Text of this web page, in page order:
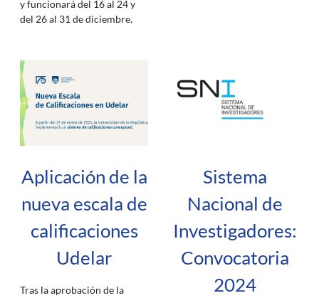
y funcionará del 16 al 24 y
del 26 al 31 de diciembre.
Aplicación de la
nueva escala de
calificaciones
Udelar
Tras la aprobación de la
Sistema
Nacional de
Investigadores:
Convocatoria
2024